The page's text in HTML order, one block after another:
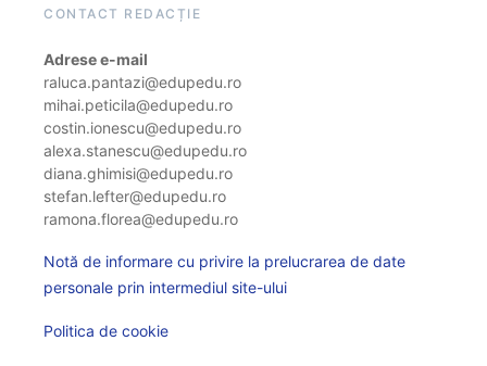
CONTACT REDACȚIE
Adrese e-mail
raluca.pantazi@edupedu.ro
mihai.peticila@edupedu.ro
costin.ionescu@edupedu.ro
alexa.stanescu@edupedu.ro
diana.ghimisi@edupedu.ro
stefan.lefter@edupedu.ro
ramona.florea@edupedu.ro
Notă de informare cu privire la prelucrarea de date
personale prin intermediul site-ului
Politica de cookie